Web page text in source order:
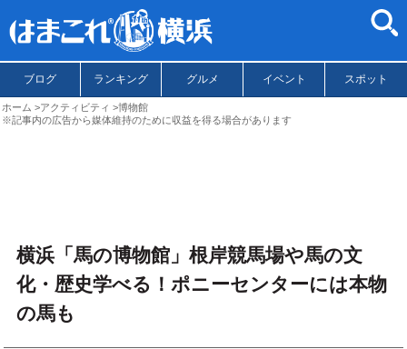
ブログ ランキング グルメ イベント スポット
ホーム アクティビティ
博物館
※記事内の広告から媒体維持のために収益を得る場合があります
横浜「馬の博物館」根岸競馬場や馬の文
化・歴史学べる！ポニーセンターには本物
の馬も